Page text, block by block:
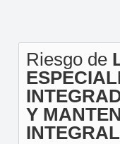
Riesgo de
Y